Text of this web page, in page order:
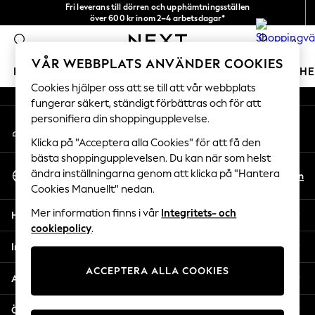
Fri leverans till dörren och upphämtningsställen
över 600 kr inom 2–4 arbetsdagar*
0
FLICKOR POJKAR BABY DAMER HERRAR
GIRLS
New In
50 - 92cm
98 - 110cm
116 - 134cm
140 - 174cm
Trending: Top & Short Sets
Trending: Clogs
All Clothing
Coats & Jackets
Sweatshirts & Hoodies
An error occurred on client
Våra sociala nätverk
Mitt konto
Logga in på ditt konto
Välj Språk
Svenska
Sv En
Hjälp
Integritet & Juridik
Avdelningar
Övriga tjänster
VÅR WEBBPLATS ANVÄNDER COOKIES
Cookies hjälper oss att se till att vår webbplats
fungerar säkert, ständigt förbättras och för att
personifiera din shoppingupplevelse.
Klicka på "Acceptera alla Cookies" för att få den
bästa shoppingupplevelsen. Du kan när som helst
ändra inställningarna genom att klicka på "Hantera
Cookies Manuellt" nedan.
Mer information finns i vår Integritets- och
cookiepolicy.
ACCEPTERA ALLA COOKIES